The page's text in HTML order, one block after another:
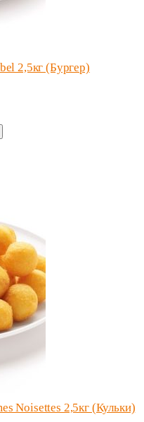
2,5кг (Бургер)
Noisettes 2,5кг (Кульки)